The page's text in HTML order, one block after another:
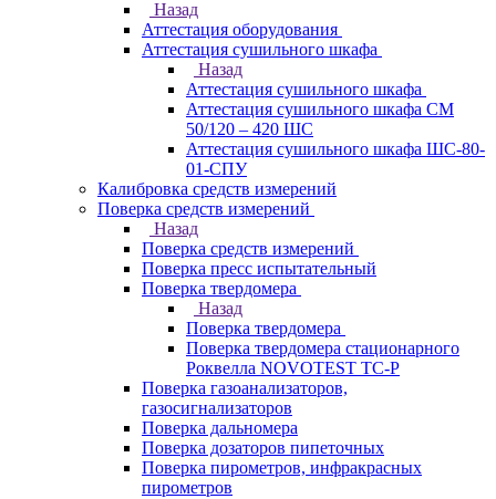
Назад
Аттестация оборудования
Аттестация сушильного шкафа
Назад
Аттестация сушильного шкафа
Аттестация сушильного шкафа СМ
50/120 – 420 ШС
Аттестация сушильного шкафа ШС-80-
01-СПУ
Калибровка средств измерений
Поверка средств измерений
Назад
Поверка средств измерений
Поверка пресс испытательный
Поверка твердомера
Назад
Поверка твердомера
Поверка твердомера стационарного
Роквелла NOVOTEST TС-Р
Поверка газоанализаторов,
газосигнализаторов
Поверка дальномера
Поверка дозаторов пипеточных
Поверка пирометров, инфракрасных
пирометров